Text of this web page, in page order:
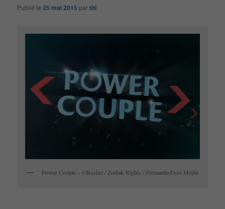
Publié le25 mai 2015 partiti
Power Couple – ©Keshet / Zodiak Rights / Fremantle/Dori Média